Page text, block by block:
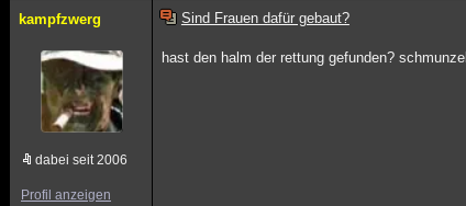
kampfzwerg
dabei seit 2006
Profil anzeigen
Sind Frauen dafür gebaut?
hast den halm der rettung gefunden? schmunzel